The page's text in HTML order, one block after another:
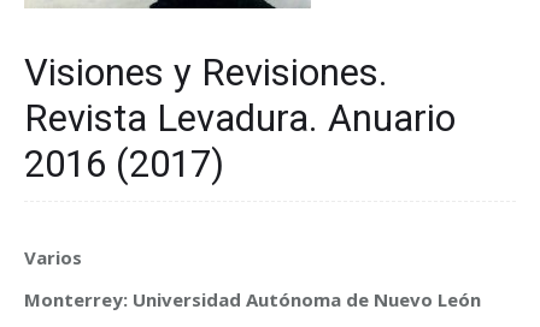
Visiones y Revisiones.
Revista Levadura. Anuario
2016 (2017)
Varios
Monterrey: Universidad Autónoma de Nuevo León